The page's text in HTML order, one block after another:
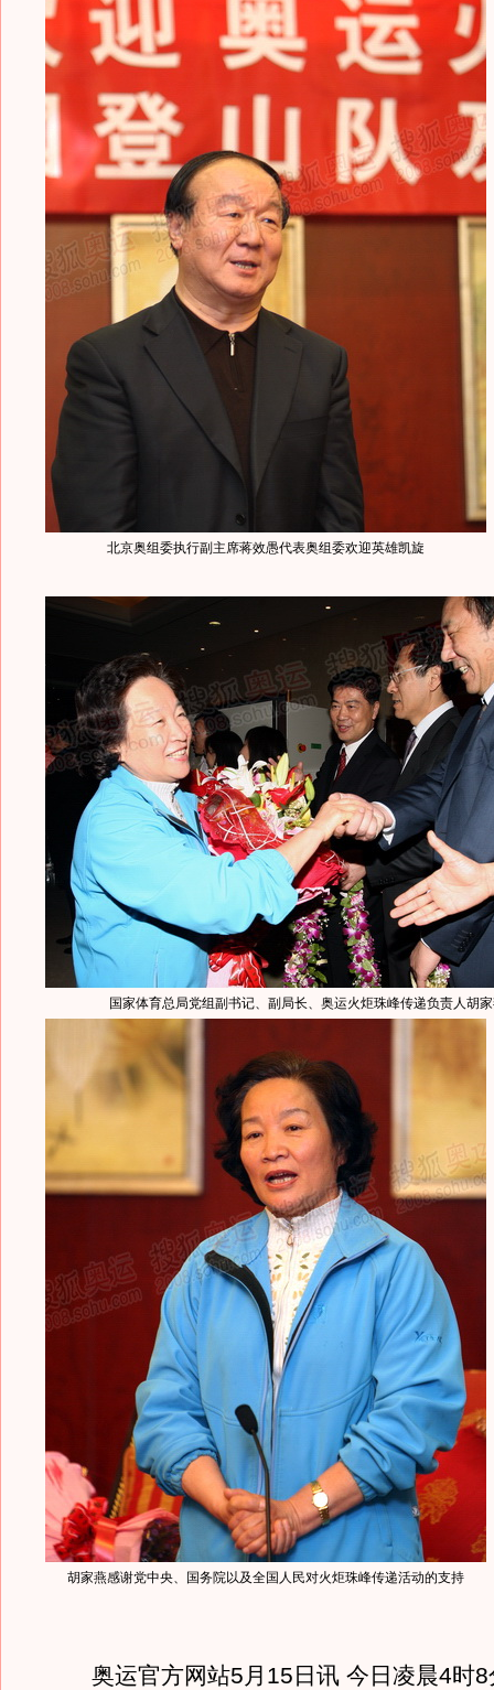
北京奥组委执行副主席蒋效愚代表奥组委欢迎英雄凯旋
国家体育总局党组副书记、副局长、奥运火炬珠峰传递负责人胡
胡家燕感谢党中央、国务院以及全国人民对火炬珠峰传递活动的支持
奥运官方网站5月15日讯 今日凌晨4时8